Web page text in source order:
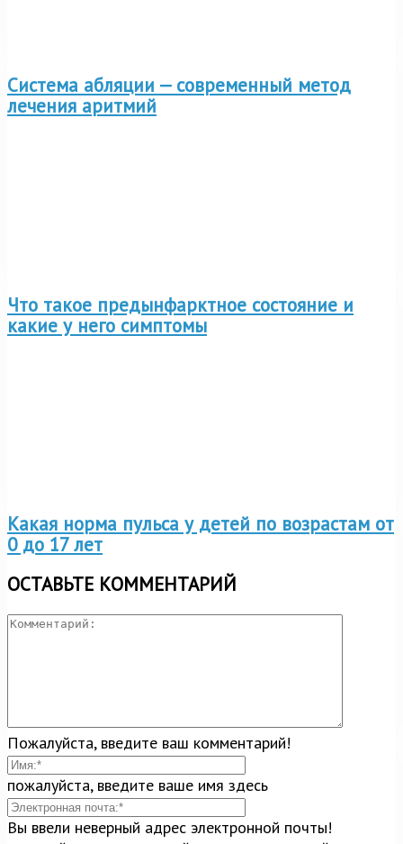
Система абляции — современный метод
лечения аритмий
Что такое предынфарктное состояние и
какие у него симптомы
Какая норма пульса у детей по возрастам от
0 до 17 лет
ОСТАВЬТЕ КОММЕНТАРИЙ
Пожалуйста, введите ваш комментарий!
пожалуйста, введите ваше имя здесь
Вы ввели неверный адрес электронной почты!